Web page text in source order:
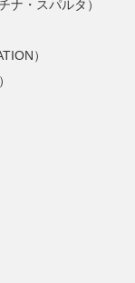
ナ・スパルタ）
）